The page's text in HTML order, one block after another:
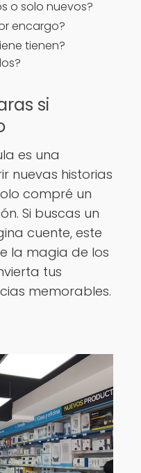
o solo nuevos?
encargo?
tienen?
si
es una
nuevas historias
compré un
Si buscas un
cuente, este
la magia de los
tus
memorables.